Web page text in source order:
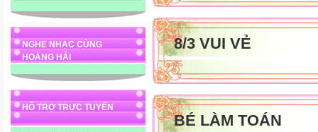
NGHE NHẠC CÙNG
HOÀNG HẢI
HỖ TRỢ TRỰC TUYẾN
8/3 VUI VẺ
BÉ LÀM TOÁN